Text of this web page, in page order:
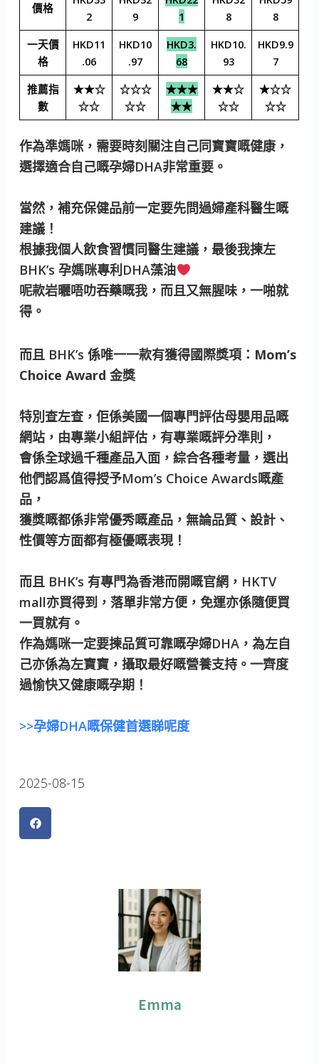
價格
2
9
1
8
8
一天價
格
HKD11
.06
HKD10
.97
HKD3.
68
HKD10.
93
HKD9.9
7
推薦指
數
★★☆
☆☆
☆☆☆
☆☆
★★★
★★
★★☆
☆☆
★☆☆
☆☆
作為準媽咪，需要時刻關注自己同寶寶嘅健康，
選擇適合自己嘅孕婦DHA非常重要。
當然，補充保健品前一定要先問過婦產科醫生嘅
建議！
根據我個人飲食習慣同醫生建議，最後我揀左
BHK’s 孕媽咪專利DHA藻油
呢款岩曬唔叻吞藥嘅我，而且又無腥味，一啪就
得。
而且 BHK’s 係唯一一款有獲得國際獎項： Mom’s
Choice Award 金獎
特別查左查，佢係美國一個專門評估母嬰用品嘅
網站，由專業小組評估，有專業嘅評分準則，
會係全球過千種產品入面，綜合各種考量，選出
他們認爲值得授予Mom’s Choice Awards嘅產
品，
獲獎嘅都係非常優秀嘅產品，無論品質、設計、
性價等方面都有極優嘅表現！
而且 BHK’s 有專門為香港而開嘅官網，HKTV
mall亦買得到，落單非常方便，免運亦係隨便買
一買就有。
作為媽咪一定要揀品質可靠嘅孕婦DHA，為左自
己亦係為左寶寶，攝取最好嘅營養支持。一齊度
過愉快又健康嘅孕期！
>>孕婦DHA嘅保健首選睇呢度
2025-08-15
Emma